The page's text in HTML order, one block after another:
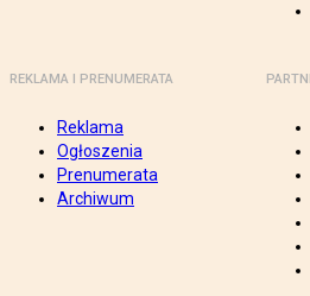
REKLAMA I PRENUMERATA
Reklama
Ogłoszenia
Prenumerata
Archiwum